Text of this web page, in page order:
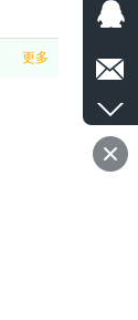
更多